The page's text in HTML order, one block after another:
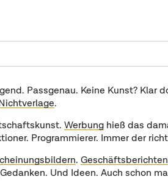
Passgenau. Keine Kunst? Klar
Nichtverlage.
Werbunghieß das
Programmierer. Immer der
. Geschäftsberichten
Gedanken. Und Ideen. Auch schon